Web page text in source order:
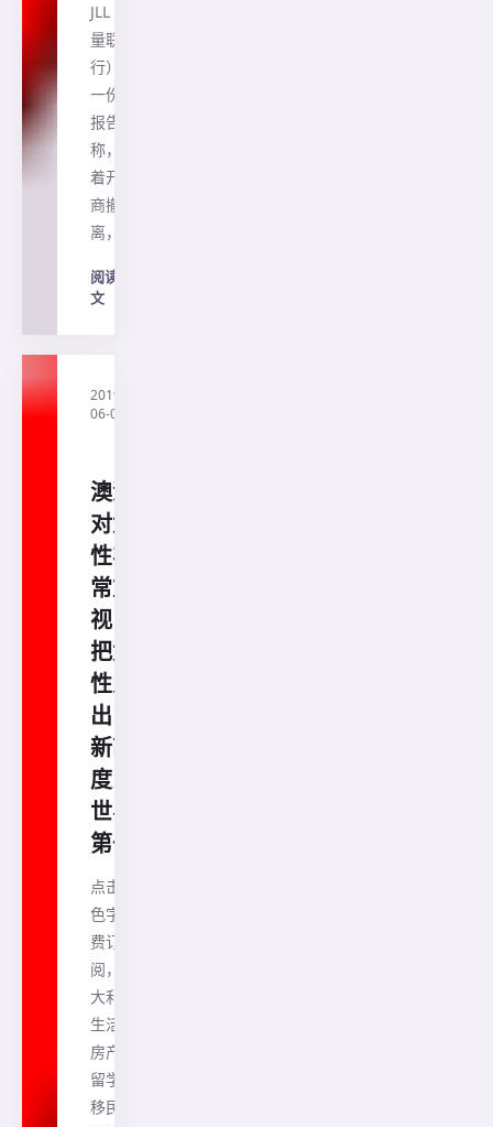
JLL（仲
量联
行）的
一份新
报告
称，随
着开发
商撤
离，…
阅读全
文
2019-
06-05
澳洲
对女
性非
常重
视，
把女
性宠
出了
新高
度！
世界
第一!
点击蓝
色字免
费订
阅，澳
大利亚
生活、
房产、
留学、
移民一